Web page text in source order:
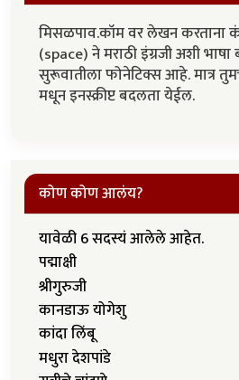
मिसळपाव.कॉम वर लेखन करताना
(space) ने मराठी इंग्रजी अशी
सुरूवातीला फोनेटिक्स आहे. मात्र
मधून इनस्क्रीप्ट बदलता येईल.
कोण कोण आलंय?
यावेळी 6 सदस्यं आलेले आहेत.
पद्माक्षी
श्रीगुरुजी
कानडाऊ योगेशु
कांदा लिंबू
मधुरा देशपांडे